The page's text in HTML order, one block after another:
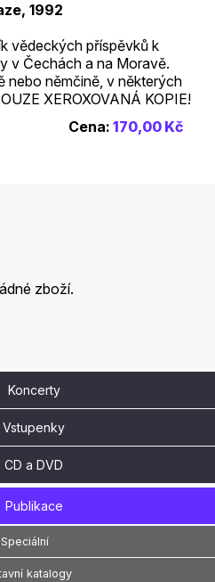
1992
vědeckých příspěvků k
v Čechách a na Moravě.
nebo němčině, v některých
XEROXOVANÁ KOPIE!
Cena: 170,00 Kč
zboží.
Koncerty
Vstupenky
CD a DVD
Publikace
Speciální
katalogy